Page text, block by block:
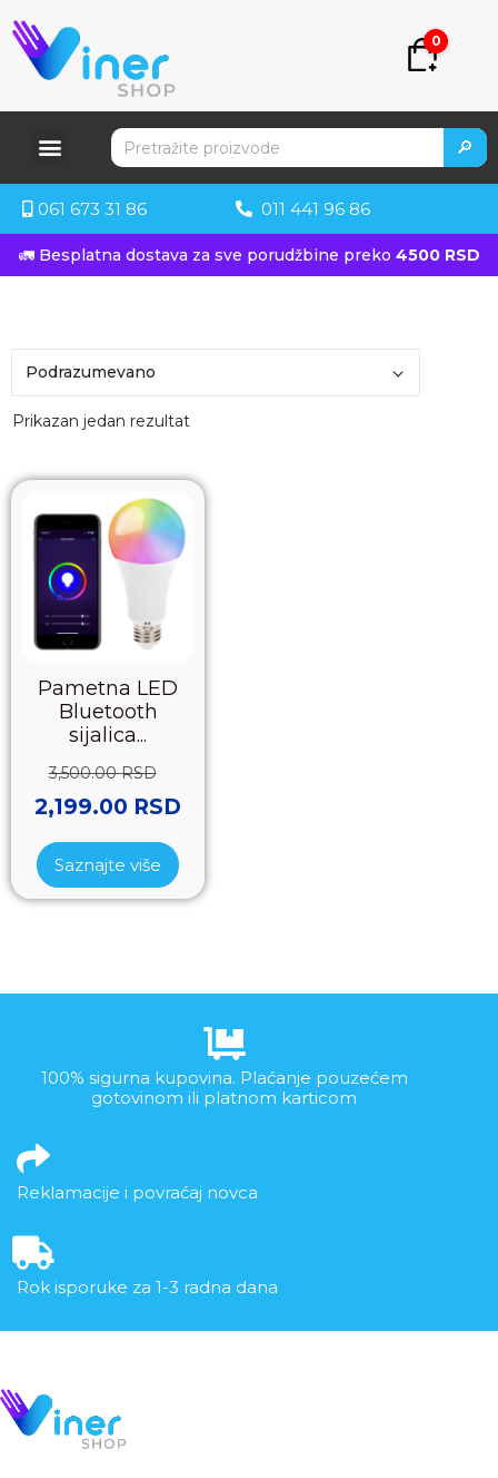
0
🔎
061 673 31 86 011 441 96 86
🚛 Besplatna dostava za sve porudžbine preko 4500 RSD
Prikazan jedan rezultat
Pametna LED
Bluetooth
sijalica...
3,500.00RSD
2,199.00 RSD
Saznajte više
100% sigurna kupovina. Plaćanje pouzećem
gotovinom ili platnom karticom
Reklamacije i povraćaj novca
Rok isporuke za 1-3 radna dana